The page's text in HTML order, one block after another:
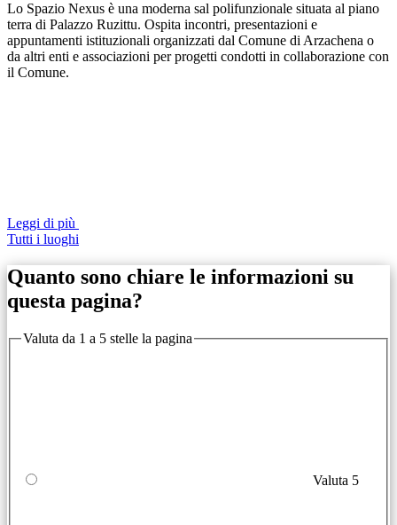
Lo Spazio Nexus è una moderna sal polifunzionale situata al piano
terra di Palazzo Ruzittu. Ospita incontri, presentazioni e
appuntamenti istituzionali organizzati dal Comune di Arzachena o
da altri enti e associazioni per progetti condotti in collaborazione con
il Comune.
Leggi di più
Tutti i luoghi
Quanto sono chiare le informazioni su
questa pagina?
Valuta da 1 a 5 stelle la pagina
Valuta 5